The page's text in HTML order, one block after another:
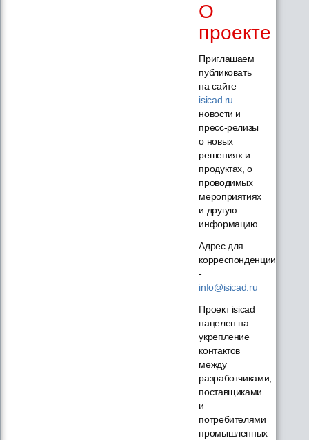
О
проекте
Приглашаем
публиковать
на сайте
isicad.ru
новости и
пресс-релизы
о новых
решениях и
продуктах, о
проводимых
мероприятиях
и другую
информацию.
Адрес для
корреспонденции
-
info@isicad.ru
Проект isicad
нацелен на
укрепление
контактов
между
разработчиками,
поставщиками
и
потребителями
промышленных